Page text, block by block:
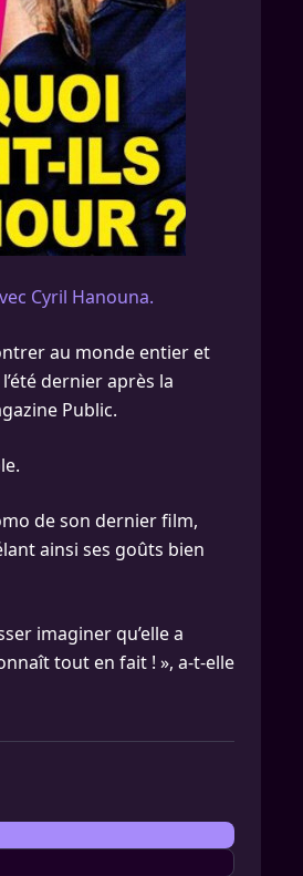
Cyril Hanouna.
au monde entier et
dernier après la
Public.
de son dernier film,
ainsi ses goûts bien
imaginer qu’elle a
tout en fait ! », a-t-elle